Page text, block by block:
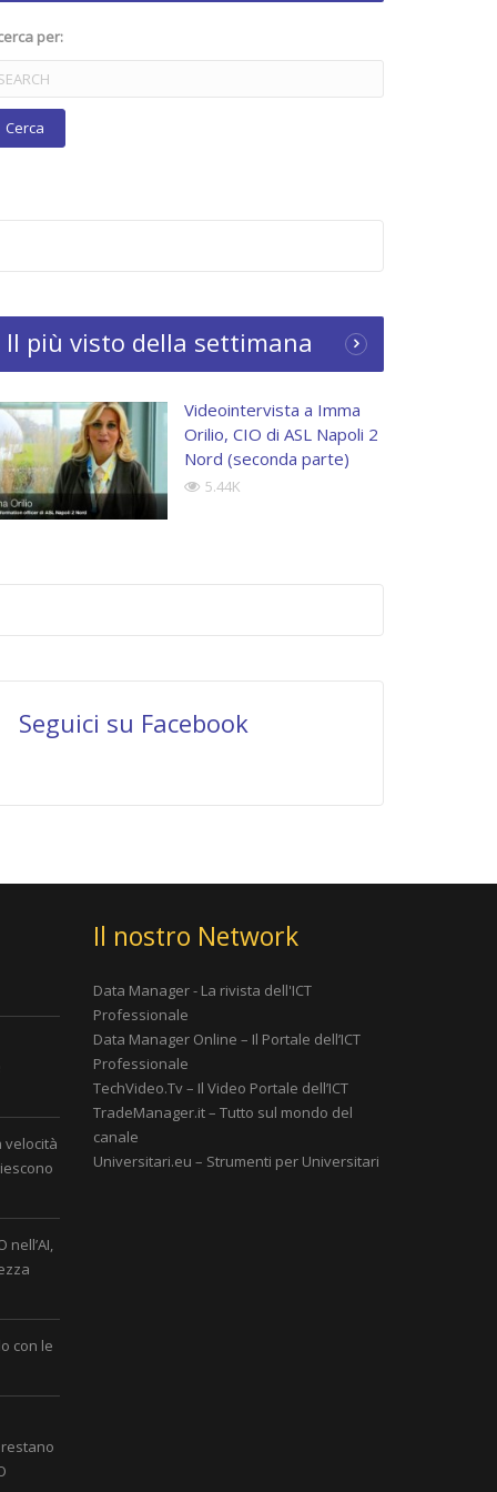
per:
Il più visto della settimana
Videointervista a Imma
Orilio, CIO di ASL Napoli 2
Nord (seconda parte)
5.44K
Seguici su Facebook
velocità
nell’AI,
con le
Il nostro Network
Data Manager - La rivista dell'ICT
Professionale
Data Manager Online – Il Portale dell’ICT
Professionale
TechVideo.Tv – Il Video Portale dell’ICT
TradeManager.it – Tutto sul mondo del
canale
Universitari.eu – Strumenti per Universitari